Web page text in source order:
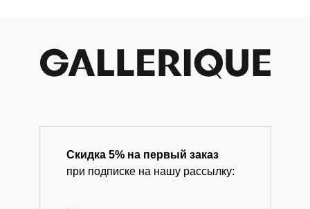
Скидка 5% на первый заказ
при подписке на нашу рассылку: